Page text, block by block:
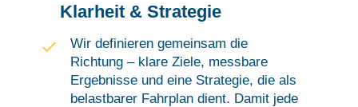
Klarheit & Strategie
Wir definieren gemeinsam die
Richtung – klare Ziele, messbare
Ergebnisse und eine Strategie, die als
belastbarer Fahrplan dient. Damit jede